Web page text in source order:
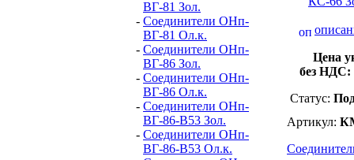
ВГ-81 Зол.
- Соединители ОНп-
ВГ-81 Ол.к.
- Соединители ОНп-
ВГ-86 Зол.
- Соединители ОНп-
ВГ-86 Ол.к.
- Соединители ОНп-
ВГ-86-В53 Зол.
- Соединители ОНп-
ВГ-86-В53 Ол.к.
Цена
без НДС:
Статус:
Артикул: